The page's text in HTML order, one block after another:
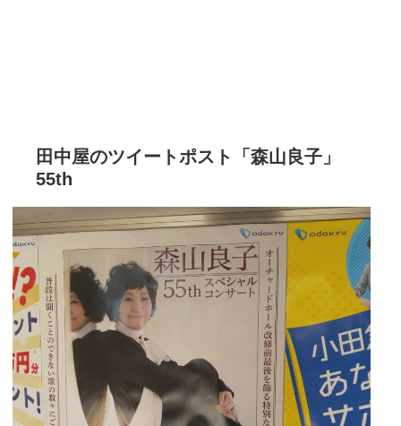
田中屋のツイートポスト「森山良子」
55th